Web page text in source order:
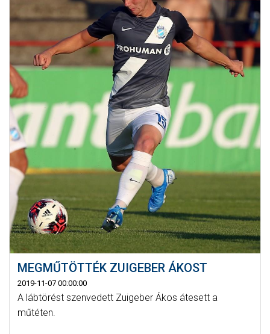
MEGMŰTÖTTÉK ZUIGEBER ÁKOST
2019-11-07 00:00:00
A lábtörést szenvedett Zuigeber Ákos átesett a
műtéten.